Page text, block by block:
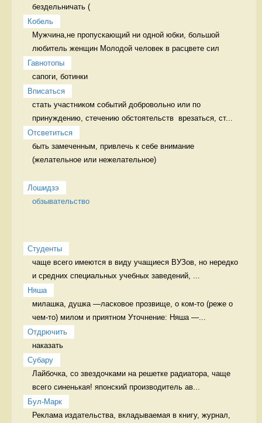
бездельничать (
Кобель
Мужчина,не пропускающий ни одной юбки, большой
любитель женщин Молодой человек в расцвете сил
Гавнотопы
сапоги, ботинки
Вписаться
стать участником событий добровольно или по
принуждению, стечению обстоятельств  врезаться, ст...
Отсветиться
быть замеченным, привлечь к себе внимание
(желательное или нежелательное)
Лошидзэ
обзывательство
Студенты
чаще всего имеются в виду учащиеся ВУЗов, но нередко
и средних специальных учебных заведений, ...
Няша
милашка, душка —ласковое прозвище, о ком-то (реже о
чем-то) милом и приятном Уточнение: Няша —...
Отдрючить
наказать
Cубару
Лайбочка, со звездочками на решетке радиатора, чаще
всего синенькая! японский производитель ав...
Бул-Марк
Реклама издательства, вкладываемая в книгу, журнал,